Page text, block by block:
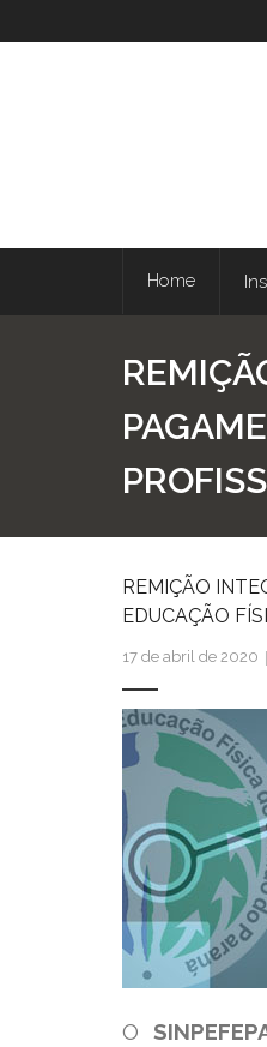
Home
REMIÇÃO
EDUCAÇÃO
17 de abril de 2020
O